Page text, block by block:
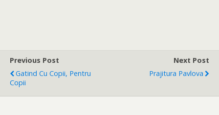
Previous Post
Gatind Cu Copii, Pentru
Copii
Next Post
Prajitura Pavlova